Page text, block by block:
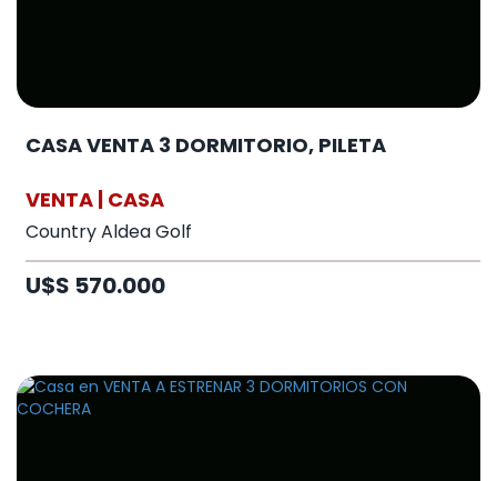
CASA VENTA 3 DORMITORIO, PILETA
VENTA | CASA
Country Aldea Golf
U$S 570.000